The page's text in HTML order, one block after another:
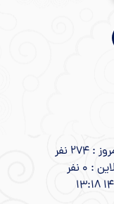
نفر
: 0 نفر